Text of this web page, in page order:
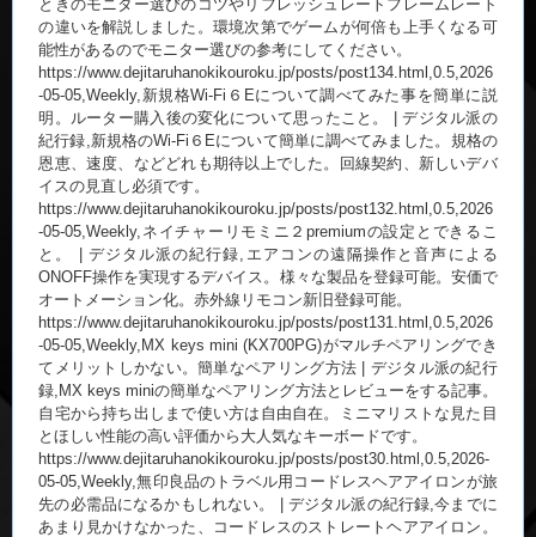
ときのモニター選びのコツやリフレッシュレートフレームレート
の違いを解説しました。環境次第でゲームが何倍も上手くなる可
能性があるのでモニター選びの参考にしてください。
https://www.dejitaruhanokikouroku.jp/posts/post134.html,0.5,2026
-05-05,Weekly,新規格Wi-Fi６Eについて調べてみた事を簡単に説
明。ルーター購入後の変化について思ったこと。 | デジタル派の
紀行録,新規格のWi-Fi６Eについて簡単に調べてみました。規格の
恩恵、速度、などどれも期待以上でした。回線契約、新しいデバ
イスの見直し必須です。
https://www.dejitaruhanokikouroku.jp/posts/post132.html,0.5,2026
-05-05,Weekly,ネイチャーリモミニ２premiumの設定とできるこ
と。 | デジタル派の紀行録,エアコンの遠隔操作と音声による
ONOFF操作を実現するデバイス。様々な製品を登録可能。安価で
オートメーション化。赤外線リモコン新旧登録可能。
https://www.dejitaruhanokikouroku.jp/posts/post131.html,0.5,2026
-05-05,Weekly,MX keys mini (KX700PG)がマルチペアリングでき
てメリットしかない。簡単なペアリング方法 | デジタル派の紀行
録,MX keys miniの簡単なペアリング方法とレビューをする記事。
自宅から持ち出しまで使い方は自由自在。ミニマリストな見た目
とほしい性能の高い評価から大人気なキーボードです。
https://www.dejitaruhanokikouroku.jp/posts/post30.html,0.5,2026-
05-05,Weekly,無印良品のトラベル用コードレスヘアアイロンが旅
先の必需品になるかもしれない。 | デジタル派の紀行録,今までに
あまり見かけなかった、コードレスのストレートヘアアイロン。